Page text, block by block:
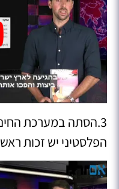
3.הסתה במערכת
הפלסטיני יש זכות